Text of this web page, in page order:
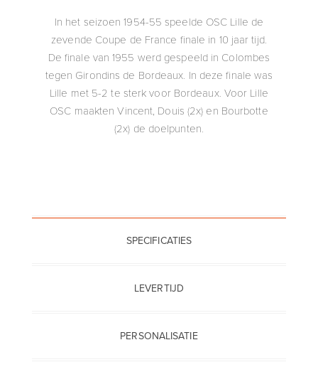
In het seizoen 1954-55 speelde OSC Lille de
zevende Coupe de France finale in 10 jaar tijd.
De finale van 1955 werd gespeeld in Colombes
tegen Girondins de Bordeaux. In deze finale was
Lille met 5-2 te sterk voor Bordeaux. Voor Lille
OSC maakten Vincent, Douis (2x) en Bourbotte
(2x) de doelpunten.
SPECIFICATIES
LEVERTIJD
PERSONALISATIE